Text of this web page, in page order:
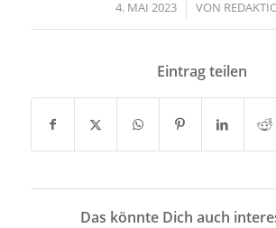
4. MAI 2023
/ VON
Eintrag teilen
Das könnte Dich auch